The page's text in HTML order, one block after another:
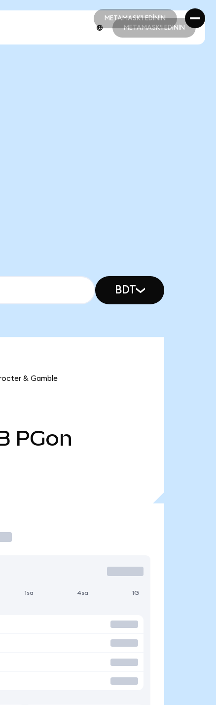
METAMASK'I EDİNİN
METAMASK'I EDİNİN
METAMASK'I EDİNİN
BDT
& Gamble
PGon
1sa 4sa 1G